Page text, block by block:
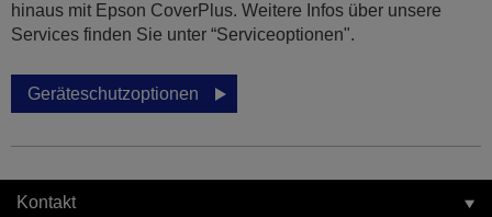
hinaus mit Epson CoverPlus. Weitere Infos über unsere
Services finden Sie unter “Serviceoptionen".
Geräteschutzoptionen
Kontakt